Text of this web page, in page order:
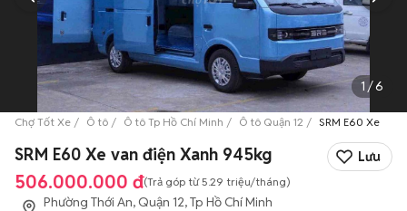
1 /6
Chợ Tốt Xe Ô tô Ô tô Tp Hồ Chí Minh Ô tô Quận 12 SRM E60 Xe
SRM E60 Xe van điện Xanh 945kg Lưu
506.000.000 đ(Trả góp từ5.29 triệu/tháng)
Phường Thới An, Quận 12, Tp Hồ Chí Minh